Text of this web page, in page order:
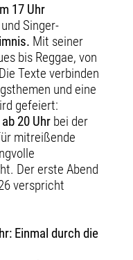
17 Uhr
Singer-
Mit seiner
bis Reggae, von
Texte verbinden
und eine
gefeiert:
20 Uhr bei der
mitreißende
Der erste Abend
verspricht
Einmal durch die